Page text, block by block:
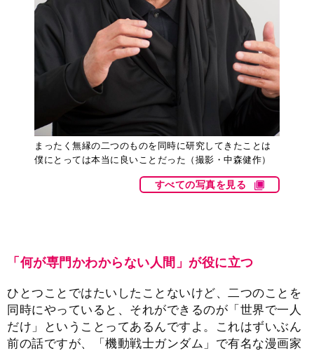
まったく無縁の二つのものを同時に研究してきたことは
僕にとっては本当に良いことだった（撮影・中森健作）
すべての写真を見る
「何が専門かわからない人間」が役に立つ
ひとつことではたいしたことないけど、二つのことを
同時にやっていると、それができるのが「世界で一人
だけ」ということってあるんですよ。これはずいぶん
前の話ですが、「機動戦士ガンダム」で有名な漫画家